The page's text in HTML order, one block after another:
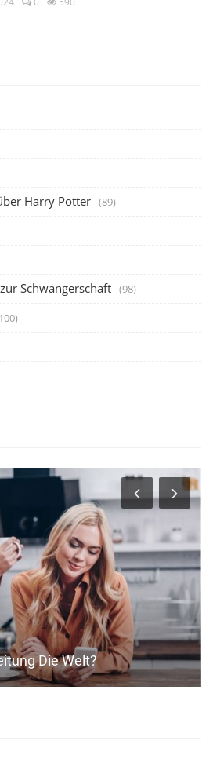
Harry Potter (89)
Schwangerschaft (98)
Die Welt?